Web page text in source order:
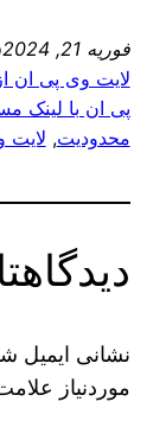
فوریه 21, 2024
لایت وی پی ان
پی ان با لینک
محدودیت,
نشانی ایمیل
موردنیاز